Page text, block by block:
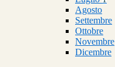
Agosto
Settembre
Ottobre
Novembre
Dicembre